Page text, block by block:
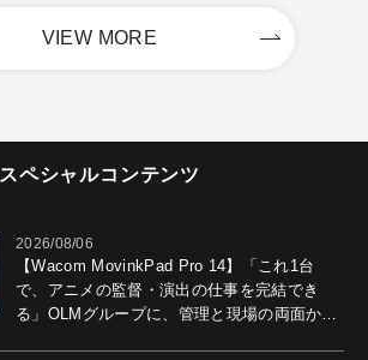
VIEW MORE
スペシャルコンテンツ
2026/08/06
【Wacom MovinkPad Pro 14】「これ1台
で、アニメの監督・演出の仕事を完結でき
る」OLMグループに、管理と現場の両面から